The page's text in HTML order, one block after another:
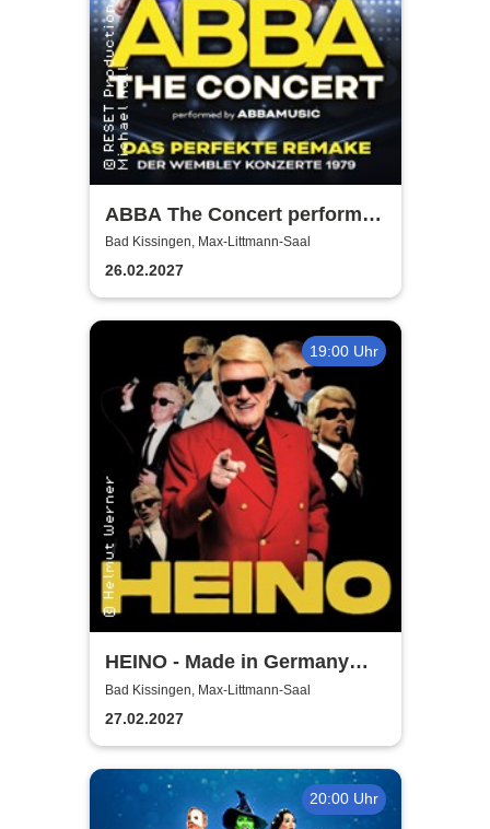
ABBA The Concert performed
by ABBAMUSIC
Bad Kissingen, Max-Littmann-Saal
26.02.2027
19:00 Uhr
HEINO - Made in Germany
Vol. 2 - Solo Tour 2027
Bad Kissingen, Max-Littmann-Saal
27.02.2027
20:00 Uhr